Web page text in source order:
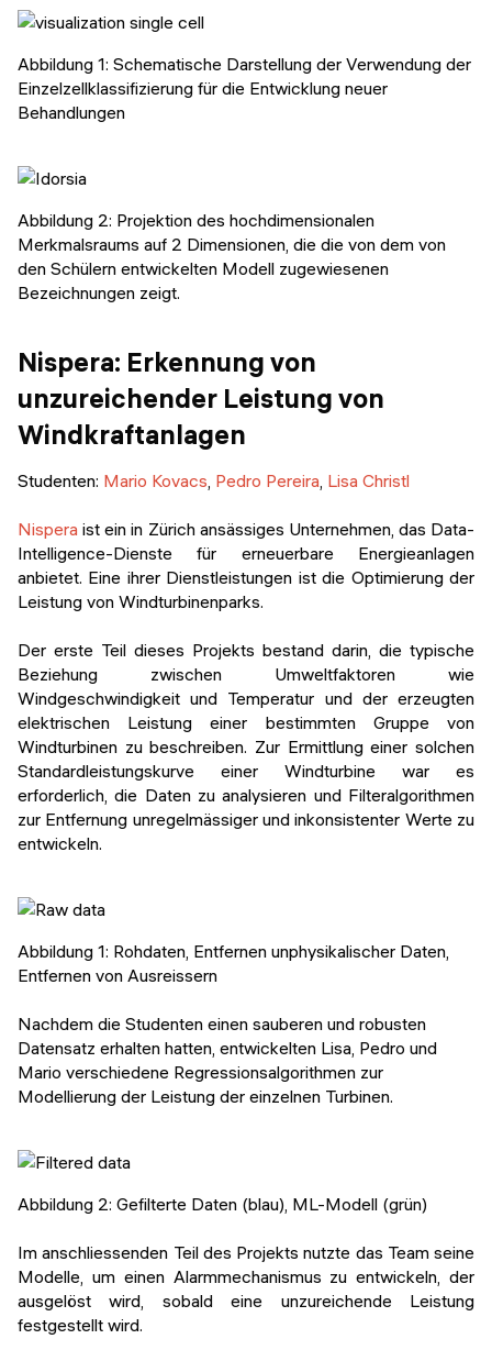
Abbildung 1: Schematische Darstellung der Verwendung der
Einzelzellklassifizierung für die Entwicklung neuer
Behandlungen
Abbildung 2: Projektion des hochdimensionalen
Merkmalsraums auf 2 Dimensionen, die die von dem von
den Schülern entwickelten Modell zugewiesenen
Bezeichnungen zeigt.
Nispera: Erkennung von
unzureichender Leistung von
Windkraftanlagen
Studenten: Mario Kovacs, Pedro Pereira, Lisa Christl
Nispera ist ein in Zürich ansässiges Unternehmen, das Data-
Intelligence-Dienste für erneuerbare Energieanlagen
anbietet. Eine ihrer Dienstleistungen ist die Optimierung der
Leistung von Windturbinenparks.
Der erste Teil dieses Projekts bestand darin, die typische
Beziehung zwischen Umweltfaktoren wie
Windgeschwindigkeit und Temperatur und der erzeugten
elektrischen Leistung einer bestimmten Gruppe von
Windturbinen zu beschreiben. Zur Ermittlung einer solchen
Standardleistungskurve einer Windturbine war es
erforderlich, die Daten zu analysieren und Filteralgorithmen
zur Entfernung unregelmässiger und inkonsistenter Werte zu
entwickeln.
Abbildung 1: Rohdaten, Entfernen unphysikalischer Daten,
Entfernen von Ausreissern
Nachdem die Studenten einen sauberen und robusten
Datensatz erhalten hatten, entwickelten Lisa, Pedro und
Mario verschiedene Regressionsalgorithmen zur
Modellierung der Leistung der einzelnen Turbinen.
Abbildung 2: Gefilterte Daten (blau), ML-Modell (grün)
Im anschliessenden Teil des Projekts nutzte das Team seine
Modelle, um einen Alarmmechanismus zu entwickeln, der
ausgelöst wird, sobald eine unzureichende Leistung
festgestellt wird.